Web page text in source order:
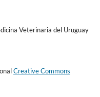
Veterinaria del Uruguay
Creative Commons